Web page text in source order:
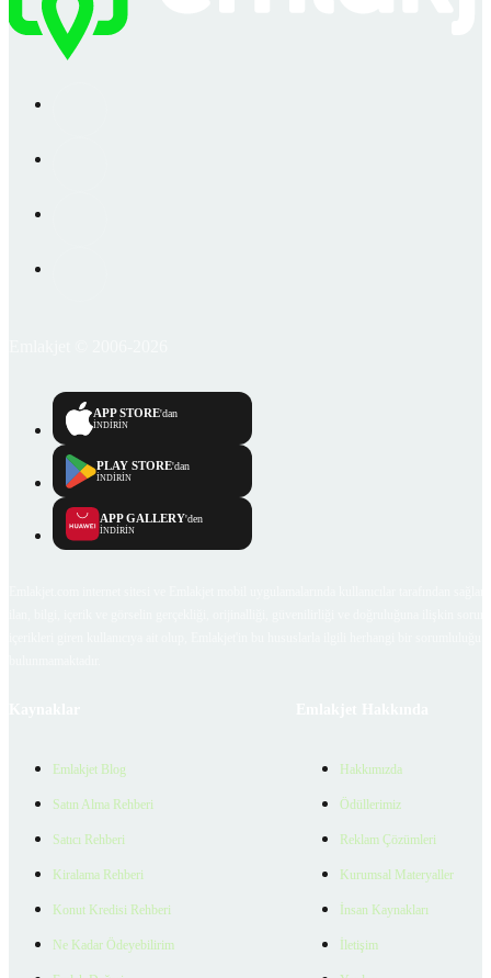
APP STORE'dan
İNDİRİN
PLAY STORE'dan
İNDİRİN
APP GALLERY'den
İNDİRİN
Emlakjet Blog
Satın Alma Rehberi
Satıcı Rehberi
Kiralama Rehberi
Konut Kredisi Rehberi
Ne Kadar Ödeyebilirim
Hakkımızda
Ödüllerimiz
Reklam Çözümleri
Kurumsal Materyaller
İnsan Kaynakları
İletişim